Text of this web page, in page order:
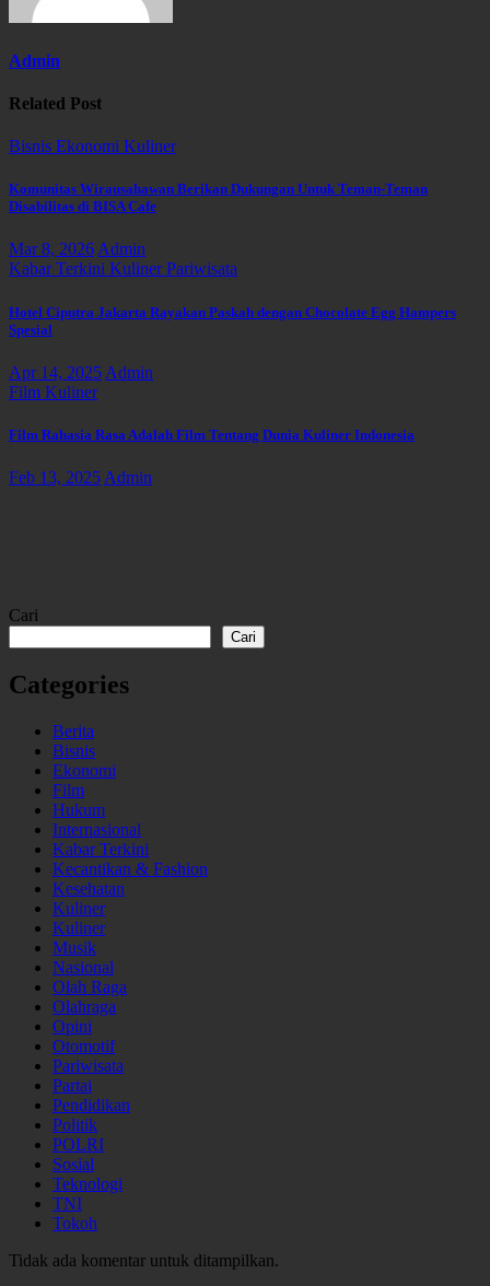
Admin
Related Post
Bisnis Ekonomi Kuliner
Komunitas Wirausahawan Berikan Dukungan Untuk Teman-Teman
Disabilitas di BISA Cafe
Mar 8, 2026Admin
Kabar Terkini KulinerPariwisata
Hotel Ciputra Jakarta Rayakan Paskah dengan Chocolate Egg Hampers
Spesial
Apr 14, 2025 Admin
Film Kuliner
Film Rahasia Rasa Adalah Film Tentang Dunia Kuliner Indonesia
Feb 13, 2025 Admin
Cari
Cari
Categories
Berita
Bisnis
Ekonomi
Film
Hukum
Internasional
Kabar Terkini
Kecantikan & Fashion
Kesehatan
Kuliner
Kuliner
Musik
Nasional
Olah Raga
Olahraga
Opini
Otomotif
Pariwisata
Partai
Pendidikan
Politik
POLRI
Sosial
Teknologi
TNI
Tokoh
Tidak ada komentar untuk ditampilkan.